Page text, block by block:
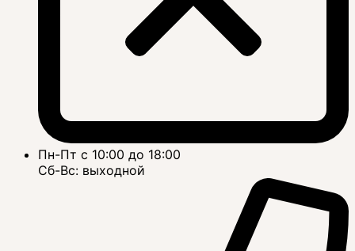
Пн-Пт с 10:00 до 18:00
Сб-Вс: выходной